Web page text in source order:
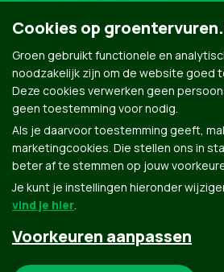
Groen.be
Cookies op
Groen gebruikt functionele en
noodzakelijk zijn om de website goed
Deze cookies verwerken geen
geen toestemming voor nodig.
Als je daarvoor toestemming geeft,
marketingcookies. Die stellen ons in
beter af te stemmen op jouw
Je kunt je instellingen hieronder
vind je hier.
Voorkeuren aanpassen